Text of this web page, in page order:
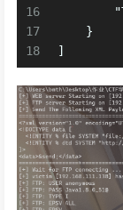
16
17
18
    }
]